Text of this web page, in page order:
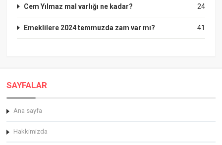
24
Cem Yılmaz mal varlığı ne kadar?
41
Emeklilere 2024 temmuzda zam var mı?
SAYFALAR
Ana sayfa
Hakkimizda